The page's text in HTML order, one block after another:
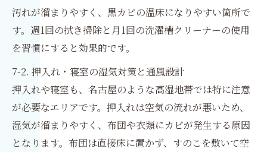
汚れが溜まりやすく、黒カビの温床になりやすい箇所で
す。週1回の拭き掃除と月1回の洗濯槽クリーナーの使用
を習慣にすると効果的です。
7-2. 押入れ・寝室の湿気対策と通風設計
押入れや寝室も、名古屋のような高湿地帯では特に注意
が必要なエリアです。押入れは空気の流れが悪いため、
湿気が溜まりやすく、布団や衣類にカビが発生する原因
となります。布団は直接床に置かず、すのこを敷いて空